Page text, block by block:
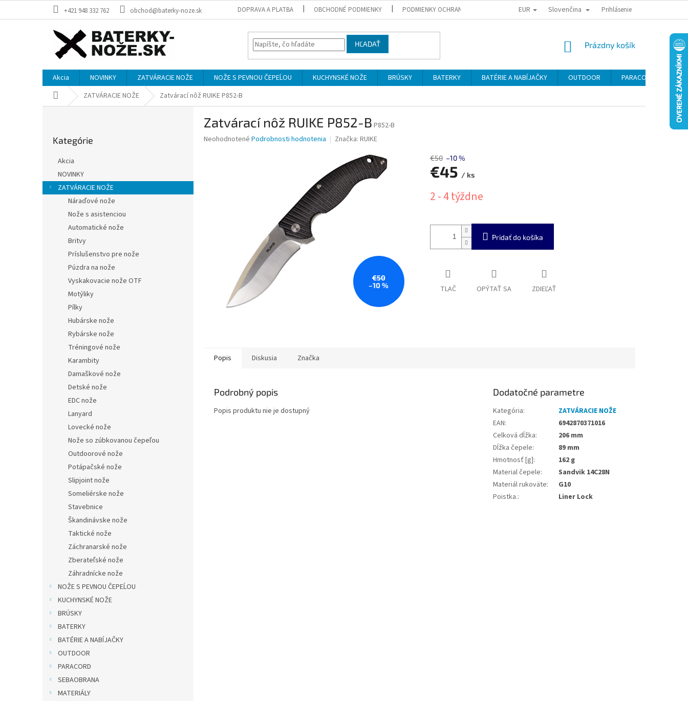
+421 948 332 762 obchod@baterky-noze.sk DOPRAVA A PLATBA OBCHODNÉ PODMIENKY PODMIENKY OCHRANY OSOBNÝCH ÚDAJOV ODSTÚPENIE OD KÚPNEJ ZMLUVY
EUR Slovenčina Prihlásenie
HĽADAŤ
NÁKUPNÝ
Prázdny košík
Akcia NOVINKY ZATVÁRACIE NOŽE NOŽE S PEVNOU ČEPEĹOU KUCHYNSKÉ NOŽE BRÚSKY BATERKY BATÉRIE A NABÍJAČKY OUTDOOR PARACORD
Domov ZATVÁRACIE NOŽE Zatvárací nôž RUIKE P852-B
a
kategórie
Kategórie
Akcia
NOVINKY
ZATVÁRACIE NOŽE
Náraďové nože
Nože s asistenciou
Automatické nože
Britvy
Príslušenstvo pre nože
Púzdra na nože
Vyskakovacie nože OTF
Motýliky
Pílky
Hubárske nože
Rybárske nože
Tréningové nože
Karambity
Damaškové nože
Detské nože
EDC nože
Lanyard
Lovecké nože
Nože so zúbkovanou čepeľou
Outdoorové nože
Potápačské nože
Slipjoint nože
Someliérske nože
Stavebnice
Škandinávske nože
Taktické nože
Záchranarské nože
Zberateľské nože
Záhradnícke nože
NOŽE S PEVNOU ČEPEĹOU
KUCHYNSKÉ NOŽE
BRÚSKY
BATERKY
BATÉRIE A NABÍJAČKY
OUTDOOR
PARACORD
SEBAOBRANA
MATERIÁLY
Zatvárací nôž RUIKE P852-B P852-B
Priemerné
Neohodnotené Podrobnosti hodnotenia Značka: RUIKE
€50
–10 %
€50 –10 %
€45 / ks
cena:
2 - 4 týždne
Pridať do košíka
TLAČ OPÝTAŤ SA ZDIEĽAŤ
Popis Diskusia Značka
Podrobný popis
Popis produktu nie je dostupný
Dodatočné parametre
Kategória:
ZATVÁRACIE NOŽE
EAN:
6942870371016
Celková dĺžka:
206 mm
Dĺžka čepele:
89 mm
Hmotnosť [g]:
162 g
Material čepele:
Sandvik 14C28N
Materiál rukoväte:
G10
Poistka.: Liner Lock